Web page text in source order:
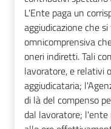
L'Ente paga un
aggiudicazione che
omnicomprensiva
oneri indiretti. Tali
lavoratore, e relativi
aggiudicataria;
di là del compenso
dal lavoratore; l'ente